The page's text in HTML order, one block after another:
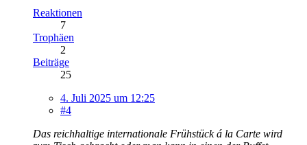
Reaktionen
7
Trophäen
2
Beiträge
25
4. Juli 2025 um 12:25
#4
Das reichhaltige internationale Frühstück á la Carte wird